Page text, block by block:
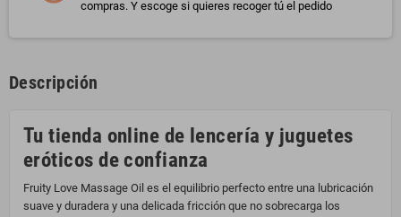
compras. Y escoge si quieres recoger tú el pedido
Descripción
Tu tienda online de lencería y juguetes
eróticos de confianza
Fruity Love Massage Oil es el equilibrio perfecto entre una lubricación
suave y duradera y una delicada fricción que no sobrecarga los